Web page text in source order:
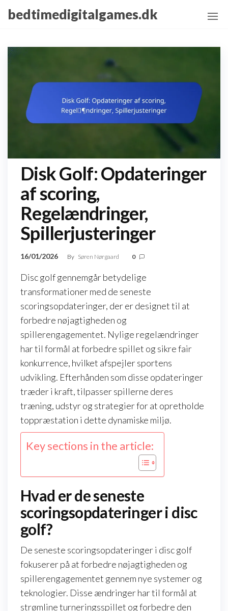
Skip
content
bedtimedigitalgames.dk
Disk Golf: Opdateringer
af scoring,
Regelændringer,
Spillerjusteringer
16/01/2026 By Søren Nørgaard 0
Disc golf gennemgår betydelige
transformationer med de seneste
scoringsopdateringer, der er designet til at
forbedre nøjagtigheden og
spillerengagementet. Nylige regelændringer
har til formål at forbedre spillet og sikre fair
konkurrence, hvilket afspejler sportens
udvikling. Efterhånden som disse opdateringer
træder i kraft, tilpasser spillerne deres
træning, udstyr og strategier for at opretholde
toppræstation i dette dynamiske miljø.
Key sections in the article:
Hvad er de seneste
scoringsopdateringer i disc
golf?
De seneste scoringsopdateringer i disc golf
fokuserer på at forbedre nøjagtigheden og
spillerengagementet gennem nye systemer og
teknologier. Disse ændringer har til formål at
strømline turneringsspillet og forbedre den